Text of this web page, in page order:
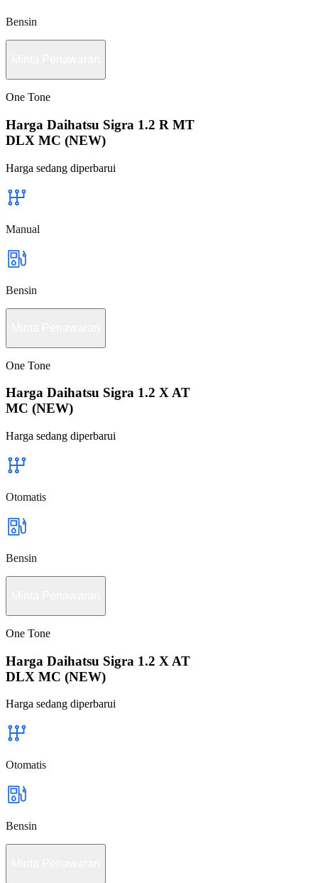
Bensin
One Tone
Harga Daihatsu Sigra 1.2 R MT
DLX MC (NEW)
Harga sedang diperbarui
Manual
Bensin
One Tone
Harga Daihatsu Sigra 1.2 X AT
MC (NEW)
Harga sedang diperbarui
Otomatis
Bensin
One Tone
Harga Daihatsu Sigra 1.2 X AT
DLX MC (NEW)
Harga sedang diperbarui
Otomatis
Bensin